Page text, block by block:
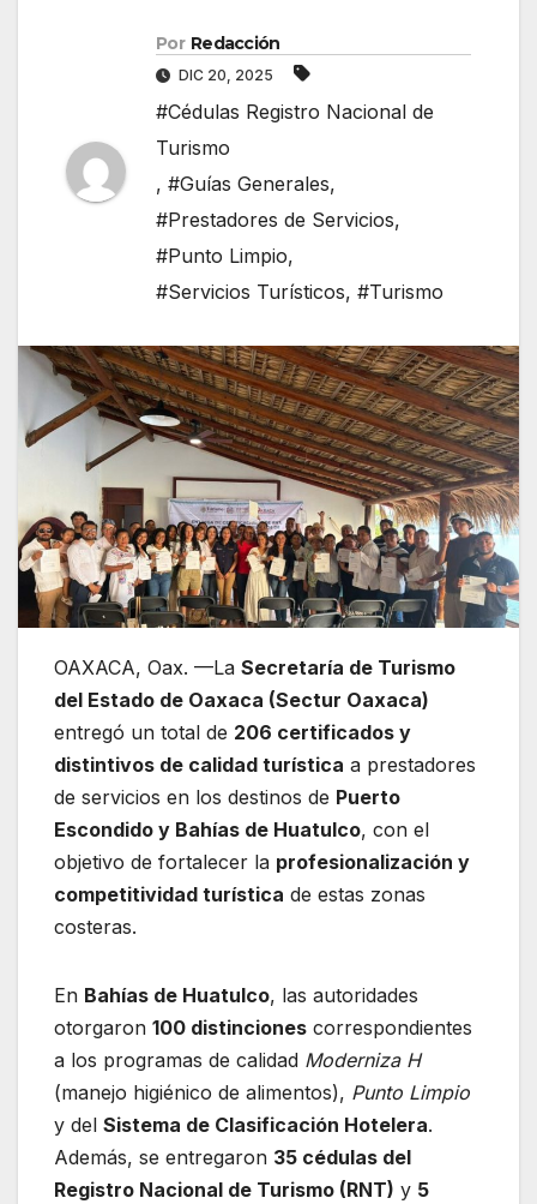
Por Redacción
DIC 20, 2025
#Cédulas Registro Nacional de
Turismo
, #Guías Generales,
#Prestadores de Servicios,
#Punto Limpio,
#Servicios Turísticos, #Turismo
OAXACA, Oax. —La Secretaría de Turismo
del Estado de Oaxaca (Sectur Oaxaca)
entregó un total de 206 certificados y
distintivos de calidad turística a prestadores
de servicios en los destinos de Puerto
Escondido y Bahías de Huatulco, con el
objetivo de fortalecer la profesionalización y
competitividad turística de estas zonas
costeras.
En Bahías de Huatulco, las autoridades
otorgaron 100 distinciones correspondientes
a los programas de calidad Moderniza H
(manejo higiénico de alimentos), Punto Limpio
y del Sistema de Clasificación Hotelera.
Además, se entregaron 35 cédulas del
Registro Nacional de Turismo (RNT) y 5